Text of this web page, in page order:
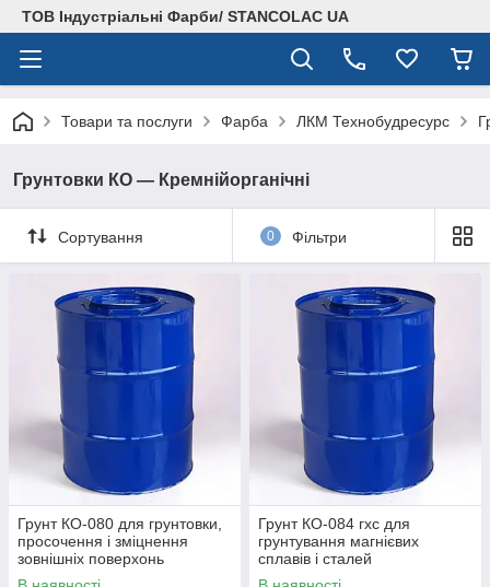
ТОВ Індустріальні Фарби/ STANCOLAC UA
Товари та послуги Фарба ЛКМ Технобудресурс
Грунтовки КО — Кремнійорганічні
Сортування 0 Фільтри
Грунт КО-080 для грунтовки,
просочення і зміцнення
зовнішніх поверхонь
Грунт КО-084 гхс для
грунтування магнієвих
сплавів і сталей